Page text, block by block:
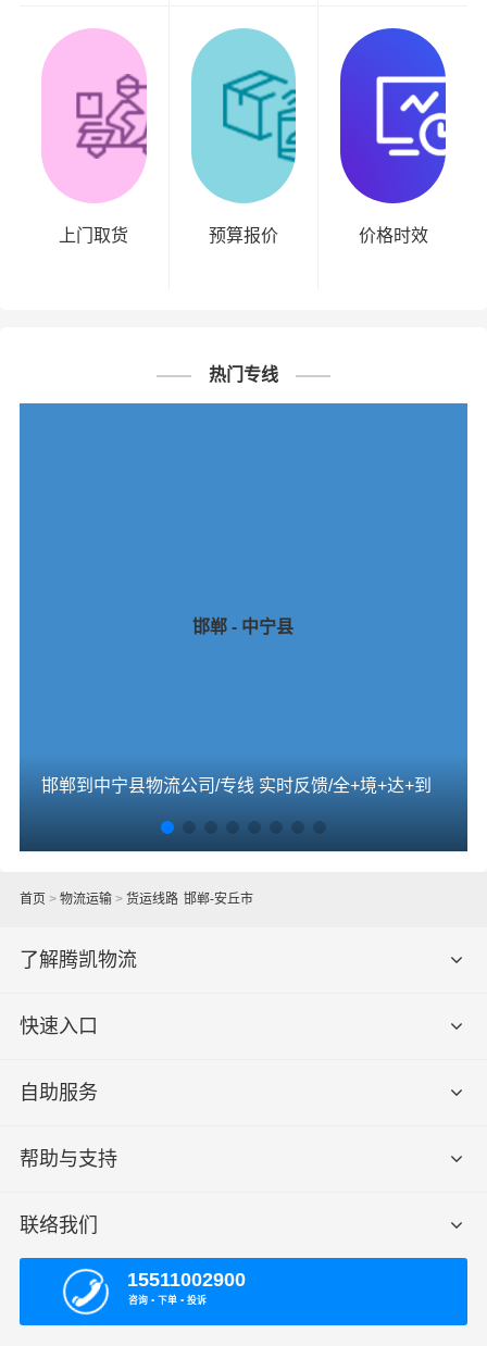
上门取货 预算报价 价格时效
热门专线
邯郸 - 中宁县
邯郸到中宁县物流公司/专线 实时反馈/全+境+达+到
首页 > 物流运输> 货运线路 邯郸-安丘市
了解腾凯物流
快速入口
自助服务
帮助与支持
联络我们
15511002900
咨询 ▪ 下单 ▪ 投诉